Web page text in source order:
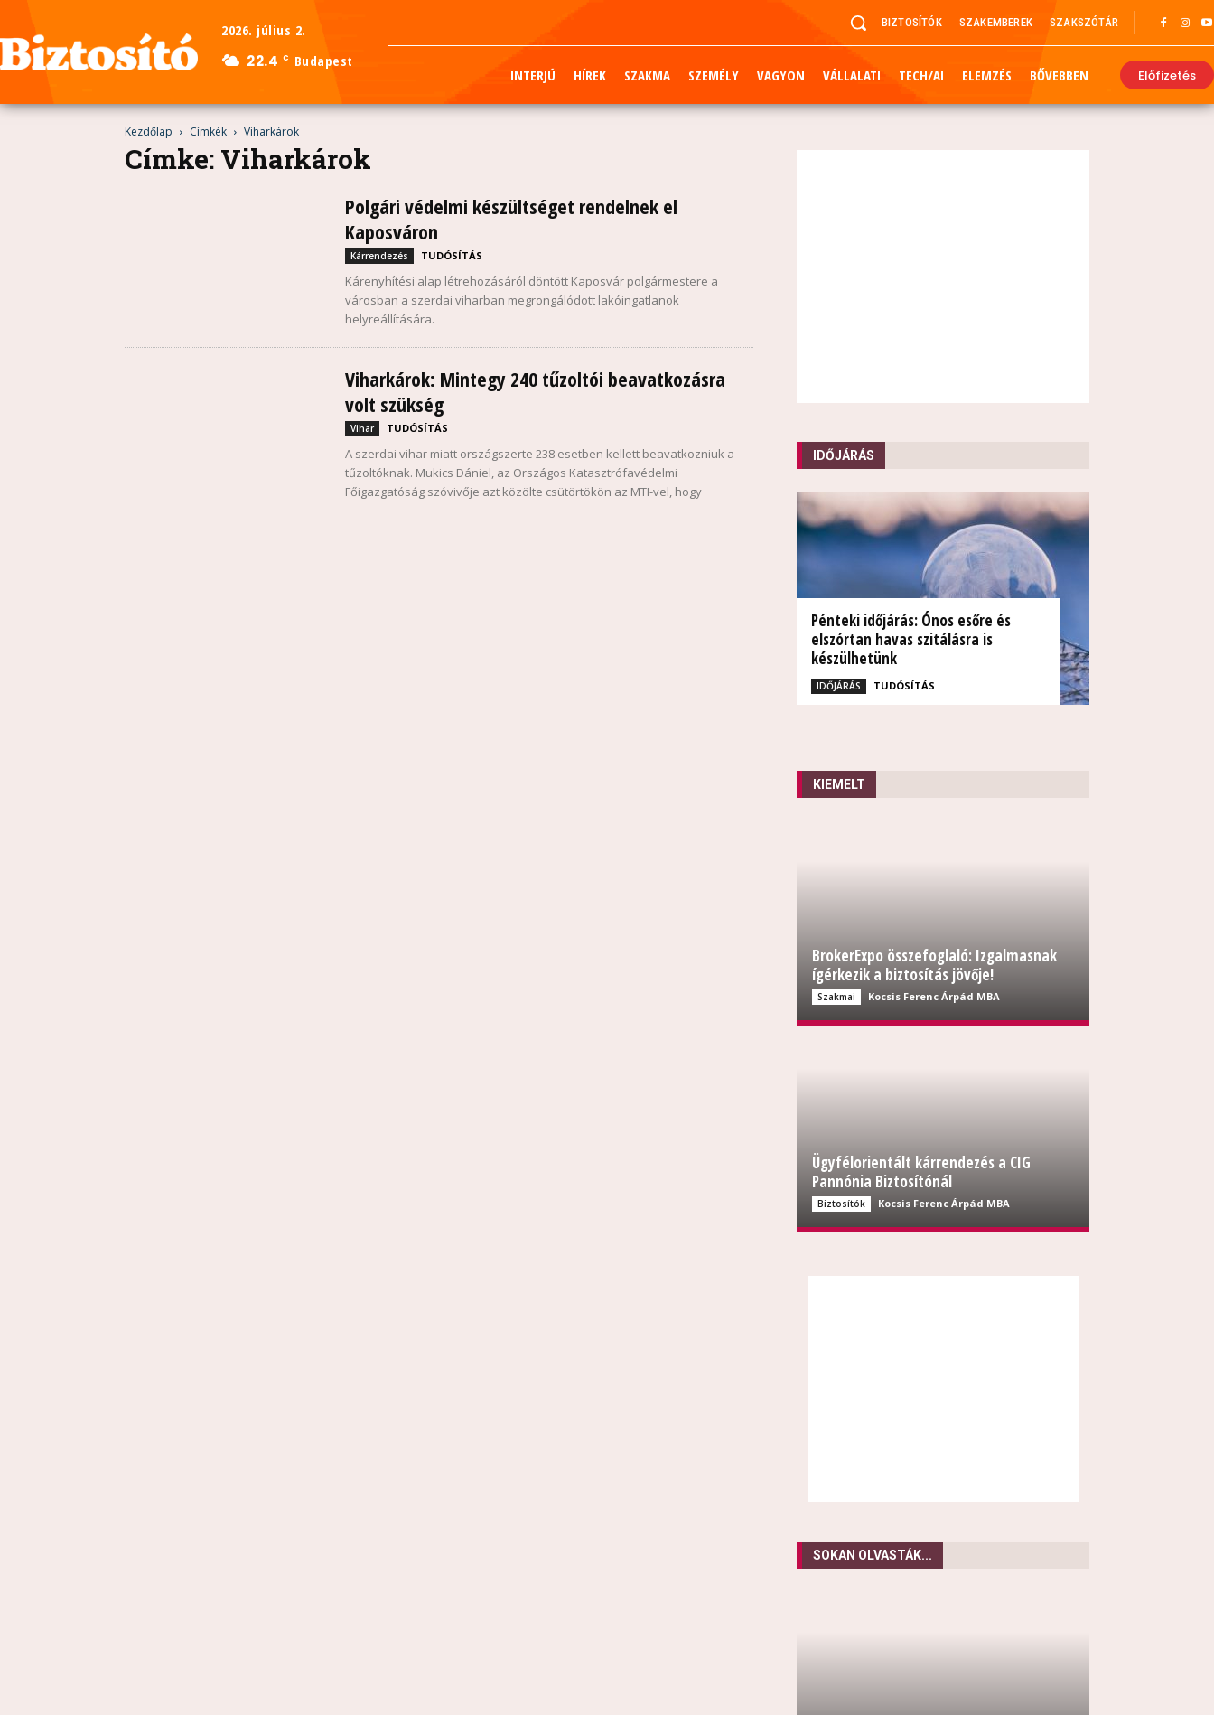
2026. július 2.
22.4 C Budapest
BIZTOSÍTÓK SZAKEMBEREK SZAKSZÓTÁR
INTERJÚ HÍREK SZAKMA SZEMÉLY VAGYON VÁLLALATI TECH/AI ELEMZÉS BŐVEBBEN Előfizetés
Kezdőlap Címkék Viharkárok
Címke: Viharkárok
Polgári védelmi készültséget rendelnek el
Kaposváron
Kárrendezés TUDÓSÍTÁS
Kárenyhítési alap létrehozásáról döntött Kaposvár polgármestere a
városban a szerdai viharban megrongálódott lakóingatlanok
helyreállítására.
Viharkárok: Mintegy 240 tűzoltói beavatkozásra
volt szükség
Vihar TUDÓSÍTÁS
A szerdai vihar miatt országszerte 238 esetben kellett beavatkozniuk a
tűzoltóknak. Mukics Dániel, az Országos Katasztrófavédelmi
Főigazgatóság szóvivője azt közölte csütörtökön az MTI-vel, hogy
IDŐJÁRÁS
Pénteki időjárás: Ónos esőre és
elszórtan havas szitálásra is
készülhetünk
IDŐJÁRÁS TUDÓSÍTÁS
KIEMELT
BrokerExpo összefoglaló: Izgalmasnak
ígérkezik a biztosítás jövője!
Szakmai Kocsis Ferenc Árpád MBA
Ügyfélorientált kárrendezés a CIG
Pannónia Biztosítónál
Biztosítók Kocsis Ferenc Árpád MBA
SOKAN OLVASTÁK...